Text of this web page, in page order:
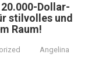
Dollar-
stilvolles und
Raum!
Angelina